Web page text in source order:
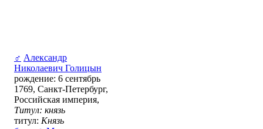
♂ Александр
Николаевич Голицын
рождение: 6 сентябрь
1769, Санкт-Петербург,
Российская империя,
Титул: князь
титул: Князь